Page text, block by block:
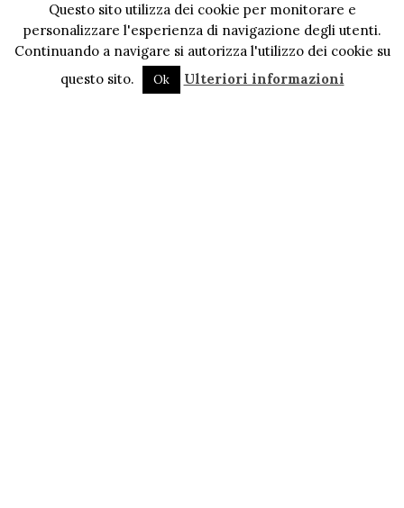
Questo sito utilizza dei cookie per monitorare e
personalizzare l'esperienza di navigazione degli utenti.
Continuando a navigare si autorizza l'utilizzo dei cookie su
questo sito.
Ok Ulteriori informazioni